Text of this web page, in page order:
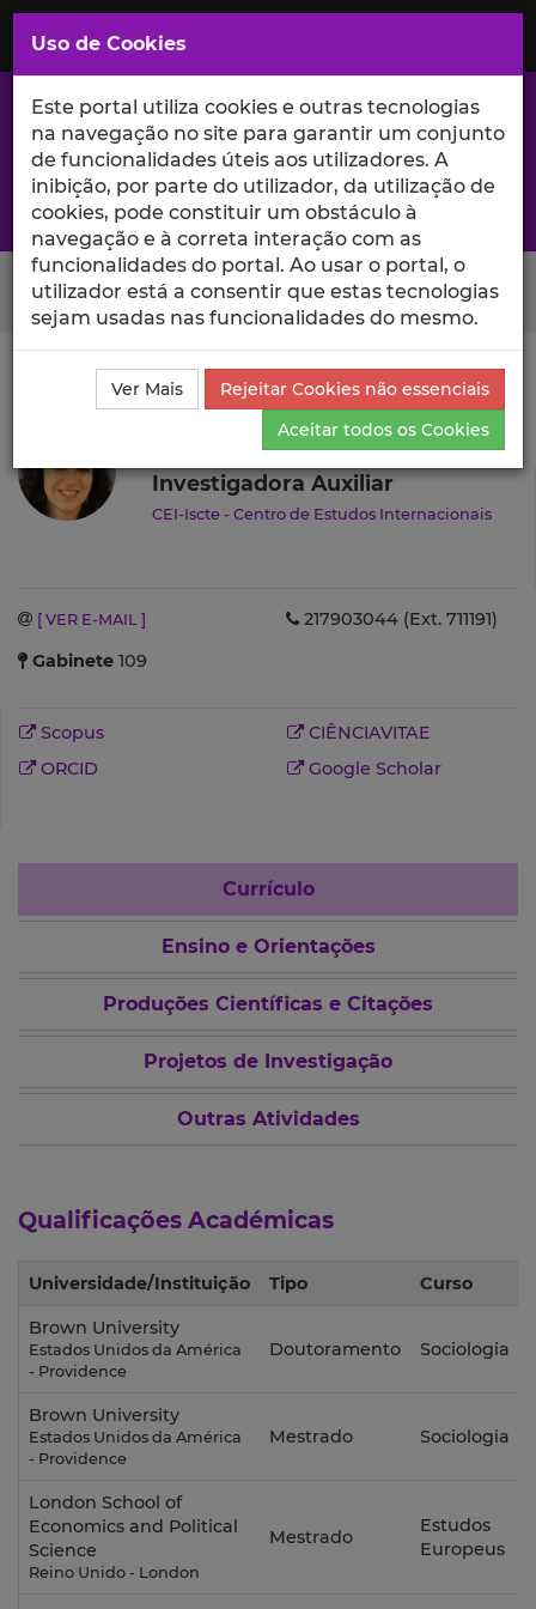
Saltar
para
Conteúdo
Principal
A excelência da investigação e ciência no Iscte
Search Button
Ciência_Iscte Autores Ana Esteves Currículo
Ana Esteves
Investigadora Auxiliar
CEI-Iscte - Centro de Estudos Internacionais
[ VER E-MAIL ]
217903044 (Ext. 711191)
Gabinete 109
Scopus
CIÊNCIAVITAE
ORCID
Google Scholar
Currículo
Ensino e Orientações
Produções Científicas e Citações
Projetos de Investigação
Outras Atividades
Qualificações Académicas
Universidade/Instituição Tipo Curso
Brown University
Estados Unidos da América
- Providence
Doutoramento Sociologia
Brown University
Estados Unidos da América
- Providence
Mestrado Sociologia
London School of
Economics and Political
Science
Reino Unido - London
Mestrado
Estudos
Europeus
Uso de Cookies
Este portal utiliza cookies e outras tecnologias
na navegação no site para garantir um conjunto
de funcionalidades úteis aos utilizadores. A
inibição, por parte do utilizador, da utilização de
cookies, pode constituir um obstáculo à
navegação e à correta interação com as
funcionalidades do portal. Ao usar o portal, o
utilizador está a consentir que estas tecnologias
sejam usadas nas funcionalidades do mesmo.
Ver Mais
Rejeitar Cookies não essenciais
Aceitar todos os Cookies